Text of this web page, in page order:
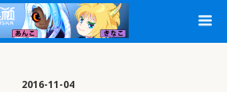
2016-11-04